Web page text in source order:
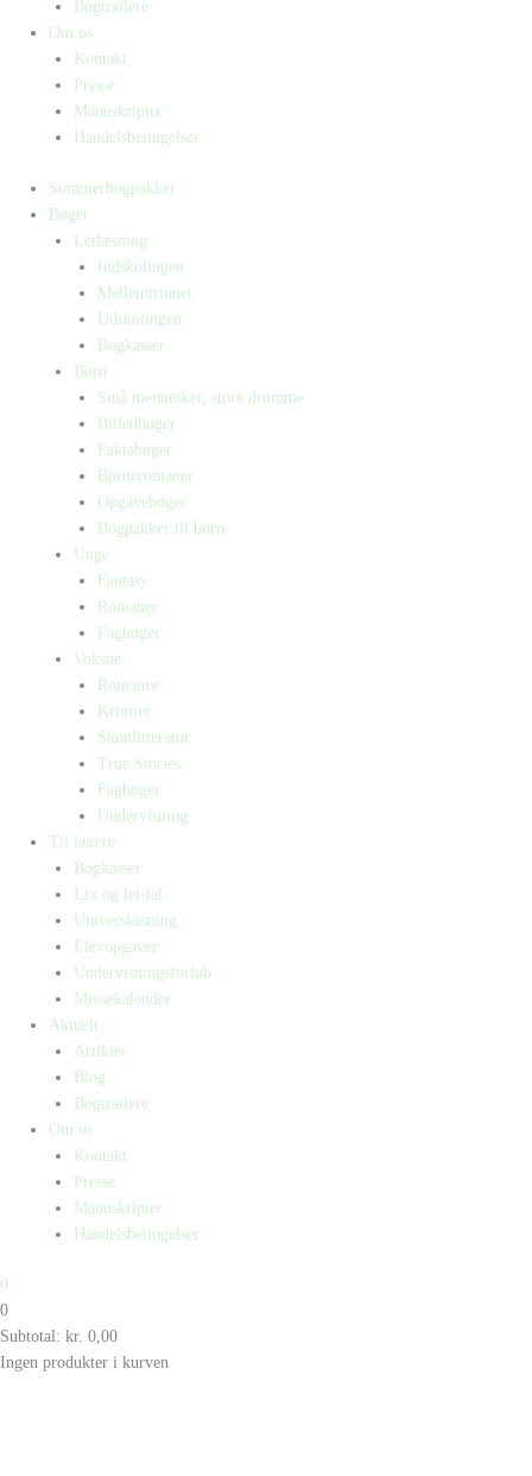
Bogtrailere
Om os
Kontakt
Presse
Manuskripter
Handelsbetingelser
Sommerbogpakker
Bøger
Letlæsning
Indskolingen
Mellemtrinnet
Udskolingen
Bogkasser
Børn
Små mennesker, store drømme
Billedbøger
Faktabøger
Børneromaner
Opgavebøger
Bogpakker til børn
Unge
Fantasy
Romaner
Fagbøger
Voksne
Romance
Krimier
Skønlitteratur
True Stories
Fagbøger
Undervisning
Til lærere
Bogkasser
Lix og let-tal
Universlæsning
Elevopgaver
Undervisningsforløb
Messekalender
Aktuelt
Artikler
Blog
Bogtrailere
Om os
Kontakt
Presse
Manuskripter
Handelsbetingelser
0
0
Subtotal: kr. 0,00
Ingen produkter i kurven